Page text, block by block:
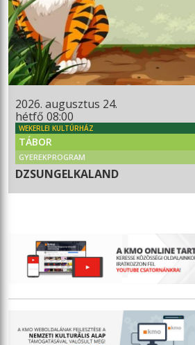
2026. augusztus 24.
hétfő 08:00
WEKERLEI KULTÚRHÁZ
TÁBOR
GYEREKPROGRAM
DZSUNGELKALAND